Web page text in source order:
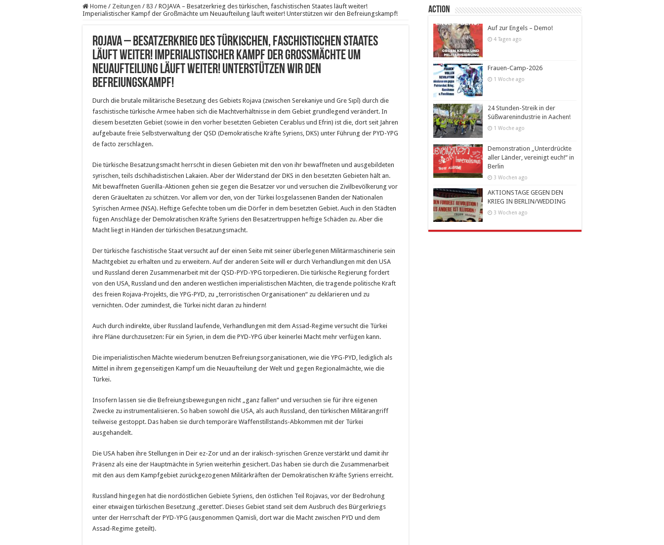
Home / Zeitungen / 83 / ROJAVA – Besatzerkrieg des türkischen, faschistischen Staates läuft weiter!
Imperialistischer Kampf der Großmächte um Neuaufteilung läuft weiter! Unterstützen wir den Befreiungskampf!
ROJAVA – Besatzerkrieg des türkischen, faschistischen Staates
läuft weiter! Imperialistischer Kampf der Großmächte um
Neuaufteilung läuft weiter! Unterstützen wir den
Befreiungskampf!
Durch die brutale militärische Besetzung des Gebiets Rojava (zwischen Serekaniye und Gre Sıpî) durch die
faschistische türkische Armee haben sich die Machtverhältnisse in dem Gebiet grundlegend verändert. In
diesem besetzten Gebiet (sowie in den vorher besetzten Gebieten Cerablus und Efrin) ist die, dort seit Jahren
aufgebaute freie Selbstverwaltung der QSD (Demokratische Kräfte Syriens, DKS) unter Führung der PYD-YPG
de facto zerschlagen.
Die türkische Besatzungsmacht herrscht in diesen Gebieten mit den von ihr bewaffneten und ausgebildeten
syrischen, teils dschihadistischen Lakaien. Aber der Widerstand der DKS in den besetzten Gebieten hält an.
Mit bewaffneten Guerilla-Aktionen gehen sie gegen die Besatzer vor und versuchen die Zivilbevölkerung vor
deren Gräueltaten zu schützen. Vor allem vor den, von der Türkei losgelassenen Banden der Nationalen
Syrischen Armee (NSA). Heftige Gefechte toben um die Dörfer in dem besetzten Gebiet. Auch in den Städten
fügen Anschläge der Demokratischen Kräfte Syriens den Besatzertruppen heftige Schäden zu. Aber die
Macht liegt in Händen der türkischen Besatzungsmacht.
Der türkische faschistische Staat versucht auf der einen Seite mit seiner überlegenen Militärmaschinerie sein
Machtgebiet zu erhalten und zu erweitern. Auf der anderen Seite will er durch Verhandlungen mit den USA
und Russland deren Zusammenarbeit mit der QSD-PYD-YPG torpedieren. Die türkische Regierung fordert
von den USA, Russland und den anderen westlichen imperialistischen Mächten, die tragende politische Kraft
des freien Rojava-Projekts, die YPG-PYD, zu „terroristischen Organisationen“ zu deklarieren und zu
vernichten. Oder zumindest, die Türkei nicht daran zu hindern!
Auch durch indirekte, über Russland laufende, Verhandlungen mit dem Assad-Regime versucht die Türkei
ihre Pläne durchzusetzen: Für ein Syrien, in dem die PYD-YPG über keinerlei Macht mehr verfügen kann.
Die imperialistischen Mächte wiederum benutzen Befreiungsorganisationen, wie die YPG-PYD, lediglich als
Mittel in ihrem gegenseitigen Kampf um die Neuaufteilung der Welt und gegen Regionalmächte, wie die
Türkei.
Insofern lassen sie die Befreiungsbewegungen nicht „ganz fallen“ und versuchen sie für ihre eigenen
Zwecke zu instrumentalisieren. So haben sowohl die USA, als auch Russland, den türkischen Militärangriff
teilweise gestoppt. Das haben sie durch temporäre Waffenstillstands-Abkommen mit der Türkei
ausgehandelt.
Die USA haben ihre Stellungen in Deir ez-Zor und an der irakisch-syrischen Grenze verstärkt und damit ihr
Präsenz als eine der Hauptmächte in Syrien weiterhin gesichert. Das haben sie durch die Zusammenarbeit
mit den aus dem Kampfgebiet zurückgezogenen Militärkräften der Demokratischen Kräfte Syriens erreicht.
Russland hingegen hat die nordöstlichen Gebiete Syriens, den östlichen Teil Rojavas, vor der Bedrohung
einer etwaigen türkischen Besetzung ‚gerettet‘. Dieses Gebiet stand seit dem Ausbruch des Bürgerkriegs
unter der Herrschaft der PYD-YPG (ausgenommen Qamisli, dort war die Macht zwischen PYD und dem
Assad-Regime geteilt).
Action
Auf zur Engels – Demo!
4 Tagen ago
Frauen-Camp-2026
1 Woche ago
24 Stunden-Streik in der
Süßwarenindustrie in Aachen!
1 Woche ago
Demonstration „Unterdrückte
aller Länder, vereinigt euch!“ in
Berlin
3 Wochen ago
AKTIONSTAGE GEGEN DEN
KRIEG IN BERLIN/WEDDING
3 Wochen ago